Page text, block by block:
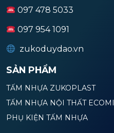
097 478 5033
097 954 1091
zukoduydao.vn
SẢN PHẨM
TẤM NHỰA ZUKOPLAST
TẤM NHỰA NỘI THẤT ECOMI
PHỤ KIỆN TẤM NHỰA